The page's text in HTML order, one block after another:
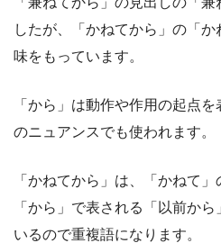
したが、「かねてから」の「
味をもっています。
「から」は動作や作用の起点
のニュアンスでも使われます。
「かねてから」は、「かねて
「から」で表される「以前か
いるので重複語になります。